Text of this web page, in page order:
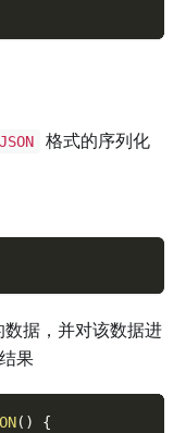
JSON
格式的序列化
数据，并对该数据进
果
( )
{